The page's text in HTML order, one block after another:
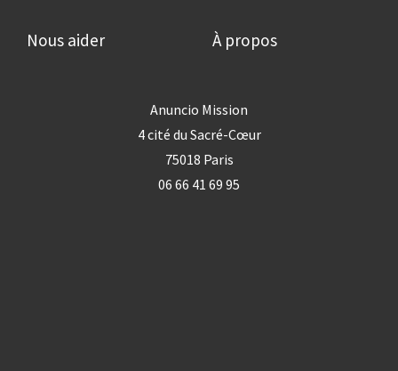
Nous aider À propos
Anuncio Mission
4 cité du Sacré-Cœur
75018 Paris
06 66 41 69 95